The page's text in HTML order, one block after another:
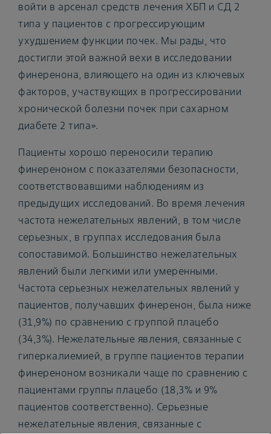
войти в арсенал средств лечения ХБП и СД 2
типа у пациентов с прогрессирующим
ухудшением функции почек. Мы рады, что
достигли этой важной вехи в исследовании
финеренона, влияющего на один из ключевых
факторов, участвующих в прогрессировании
хронической болезни почек при сахарном
диабете 2 типа».
Пациенты хорошо переносили терапию
финереноном с показателями безопасности,
соответствовавшими наблюдениям из
предыдущих исследований. Во время лечения
частота нежелательных явлений, в том числе
серьезных, в группах исследования была
сопоставимой. Большинство нежелательных
явлений были легкими или умеренными.
Частота серьезных нежелательных явлений у
пациентов, получавших финеренон, была ниже
(31,9%) по сравнению с группой плацебо
(34,3%). Нежелательные явления, связанные с
гиперкалиемией, в группе пациентов терапии
финереноном возникали чаще по сравнению с
пациентами группы плацебо (18,3% и 9%
пациентов соответственно). Серьезные
нежелательные явления, связанные с